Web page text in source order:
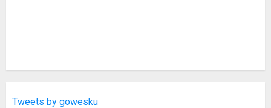
Tweets by gowesku